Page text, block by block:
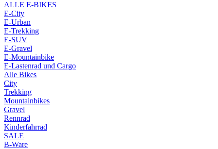
ALLE E-BIKES
E-City
E-Urban
E-Trekking
E-SUV
E-Gravel
E-Mountainbike
E-Lastenrad und Cargo
Alle Bikes
City
Trekking
Mountainbikes
Gravel
Rennrad
Kinderfahrrad
SALE
B-Ware